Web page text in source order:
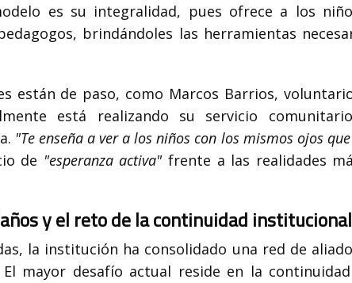
es su integralidad, pues ofrece a los
brindándoles las herramientas
están de paso, como Marcos Barrios,
está realizando su servicio
"Te enseña a ver a los niños con los mismos ojos
de "esperanza activa" frente a las realidades
y el reto de la continuidad institucional
la institución ha consolidado una red de
mayor desafío actual reside en la